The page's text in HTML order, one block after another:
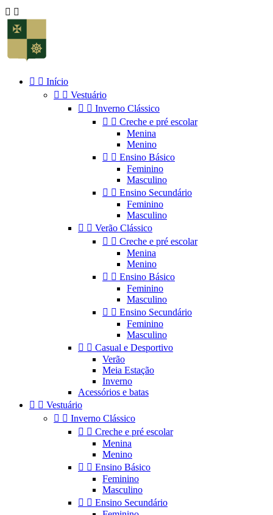
 
  Início
  Vestuário
  Inverno Clássico
  Creche e pré escolar
Menina
Menino
  Ensino Básico
Feminino
Masculino
  Ensino Secundário
Feminino
Masculino
  Verão Clássico
  Creche e pré escolar
Menina
Menino
  Ensino Básico
Feminino
Masculino
  Ensino Secundário
Feminino
Masculino
  Casual e Desportivo
Verão
Meia Estação
Inverno
Acessórios e batas
  Vestuário
  Inverno Clássico
  Creche e pré escolar
Menina
Menino
  Ensino Básico
Feminino
Masculino
  Ensino Secundário